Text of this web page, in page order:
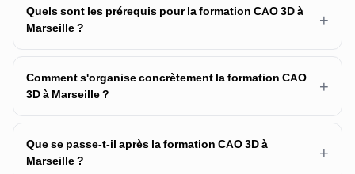
Quels sont les prérequis pour la formation CAO 3D à
Marseille ?
+
Comment s'organise concrètement la formation CAO
3D à Marseille ?
+
Que se passe-t-il après la formation CAO 3D à
Marseille ?
+